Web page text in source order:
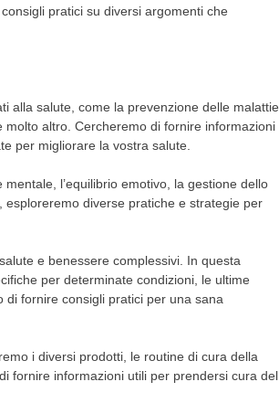
pratici su diversi argomenti che
alla salute, come la prevenzione delle malattie,
molto altro. Cercheremo di fornire informazioni
per migliorare la vostra salute.
l’equilibrio emotivo, la gestione dello
diverse pratiche e strategie per
e benessere complessivi. In questa
per determinate condizioni, le ultime
fornire consigli pratici per una sana
i diversi prodotti, le routine di cura della
fornire informazioni utili per prendersi cura del